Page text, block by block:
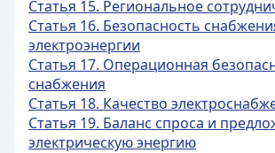
Статья 15. Региональное
Статья 16. Безопасность
электроэнергии
Статья 17. Операционная
снабжения
Статья 18. Качество
Статья 19. Баланс спроса и
электрическую энергию